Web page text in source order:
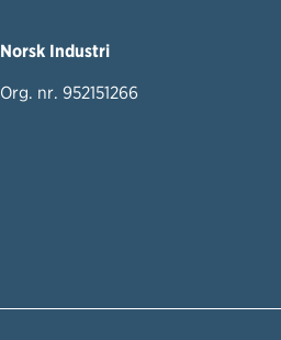
Norsk Industri
Org. nr. 952151266